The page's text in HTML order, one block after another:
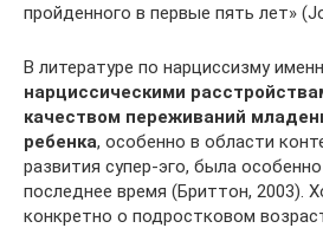
пройденного в первые пять лет»
В литературе по нарциссизму
нарциссическими
качеством переживаний
ребенка, особенно в области
развития супер-эго, была
последнее время (Бриттон, 2003).
конкретно о подростковом